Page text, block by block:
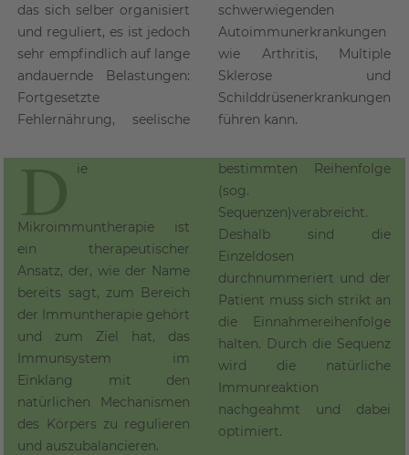
das sich selber organisiert
und reguliert, es ist jedoch
sehr empfindlich auf lange
andauernde Belastungen:
Fortgesetzte
Fehlernährung, seelische
schwerwiegenden
Autoimmunerkrankungen
wie Arthritis, Multiple
Sklerose und
Schilddrüsenerkrankungen
führen kann.
D ie
Mikroimmuntherapie ist
ein therapeutischer
Ansatz, der, wie der Name
bereits sagt, zum Bereich
der Immuntherapie gehört
und zum Ziel hat, das
Immunsystem im
Einklang mit den
natürlichen Mechanismen
des Körpers zu regulieren
und auszubalancieren.
bestimmten Reihenfolge
(sog.
Sequenzen)verabreicht.
Deshalb sind die
Einzeldosen
durchnummeriert und der
Patient muss sich strikt an
die Einnahmereihenfolge
halten. Durch die Sequenz
wird die natürliche
Immunreaktion
nachgeahmt und dabei
optimiert.